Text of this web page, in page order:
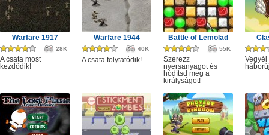
Warfare 1917
28K
A csata most
kezdődik!
Warfare 1944
40K
A csata folytatódik!
Battle of Lemolad
55K
Szerezz
nyersanyagot és
hódítsd meg a
királyságot!
Vegyél